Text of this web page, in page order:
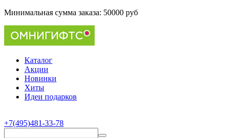
Минимальная сумма заказа: 50000 руб
Каталог
Акции
Новинки
Хиты
Идеи подарков
+7(495)481-33-78